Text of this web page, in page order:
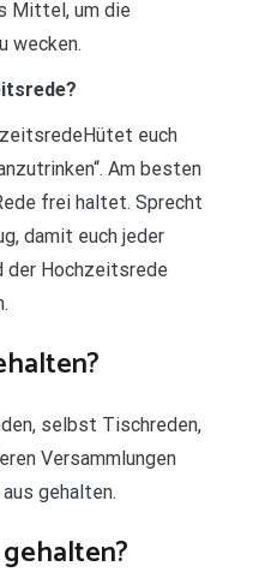
Mittel, um die
wecken.
euch
Am besten
frei haltet. Sprecht
damit euch jeder
der Hochzeitsrede
selbst Tischreden,
Versammlungen
gehalten.